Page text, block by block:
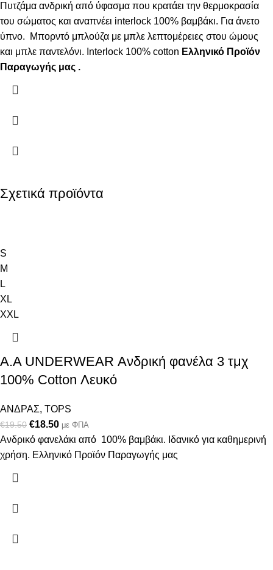
Πυτζάμα ανδρική από ύφασμα που κρατάει την θερμοκρασία
του σώματος και αναπνέει interlock 100% βαμβάκι. Για άνετο
ύπνο. Μπορντό μπλούζα με μπλε λεπτομέρειες στου ώμους
και μπλε παντελόνι. Interlock 100% cotton Ελληνικό Προϊόν
Παραγωγής μας .
Σχετικά προϊόντα
S
M
L
XL
XXL
Α.A UNDERWEAR Ανδρική φανέλα 3 τμχ
100% Cotton Λευκό
ΑΝΔΡΑΣ, TOPS
€19.50 €18.50 με ΦΠΑ
Ανδρικό φανελάκι από 100% βαμβάκι. Ιδανικό για καθημερινή
χρήση. Ελληνικό Προϊόν Παραγωγής μας